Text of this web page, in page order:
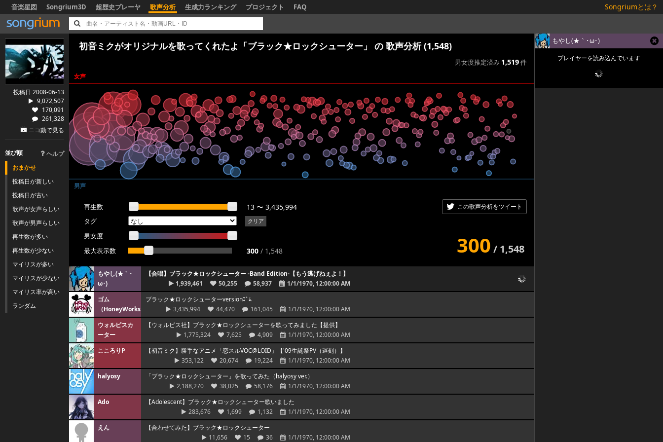
音楽星図 Songrium3D 超歴史プレーヤ 歌声分析 生成力ランキング プロジェクト FAQ Songriumとは？
投稿日 2008-06-13
9,072,507
170,091
261,328
ニコ動で見る
並び順
ヘルプ
おまかせ
投稿日が新しい
投稿日が古い
歌声が女声らしい
歌声が男声らしい
再生数が多い
再生数が少ない
マイリスが多い
マイリスが少ない
マイリス率が高い
ランダム
初音ミクがオリジナルを歌ってくれたよ「ブラック★ロックシューター」 の 歌声分析 (1,548)
男女度推定済み 1,519件
女声
男声
再生数 13 〜 3,435,994
タグ クリア
男女度
最大表示数
300 / 1,548 300 / 1,548
この歌声分析をツイート
もやし(★｀･
ω･)ゞ
【合唱】ブラック★ロックシューター -Band Edition-【もう逃げねぇよ！】
1,939,461
50,255 58,937
1/1/1970, 12:00:00 AM
ゴム
（HoneyWorks）
ブラック★ロックシューターversionｺﾞﾑ
3,435,994
44,470 161,045
1/1/1970, 12:00:00 AM
ウォルピスカ
ーター
【ウォルピス社】ブラック★ロックシューターを歌ってみました【提供】
1,775,324
7,625 4,909
1/1/1970, 12:00:00 AM
こころりP
【初音ミク】勝手なアニメ「恋スルVOC@LOID」【'09生誕祭PV（遅刻）】
353,122
20,674 19,224
1/1/1970, 12:00:00 AM
halyosy
「ブラック★ロックシューター」を歌ってみた（halyosy ver.）
2,188,270
38,025 58,176
1/1/1970, 12:00:00 AM
Ado
【Adolescent】ブラック★ロックシューター歌いました
283,676
1,699 1,132
1/1/1970, 12:00:00 AM
えん
【合わせてみた】ブラック★ロックシューター
11,656
15 36 1/1/1970, 12:00:00 AM
もやし(★｀･ω･)ゞ
プレイヤーを読み込んでいます